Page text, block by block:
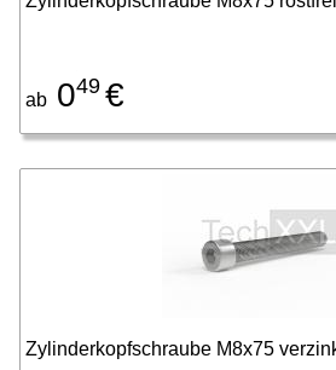
ab 049 €
Zylinderkopfschraube M8x75